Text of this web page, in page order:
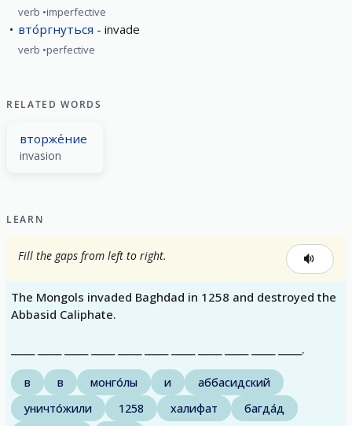
verb imperfective
вто́ргнуться invade
verb perfective
RELATED WORDS
вторже́ние
invasion
LEARN
Fill the gaps from left to right.
The Mongols invaded Baghdad in 1258 and destroyed the
Abbasid Caliphate.
_____ _____ _____ _____ _____ _____ _____ _____ _____ _____ _____.
в в монго́лы и
аббасидский
уничто́жили
1258 халифат
багда́д